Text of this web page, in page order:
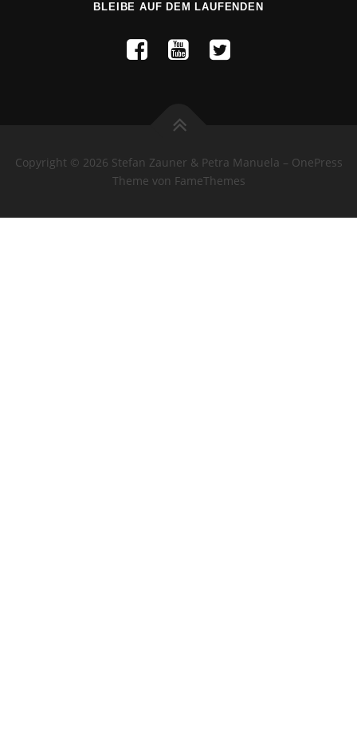
BLEIBE AUF DEM LAUFENDEN
Copyright © 2026 Stefan Zauner & Petra Manuela – OnePress
Theme von FameThemes